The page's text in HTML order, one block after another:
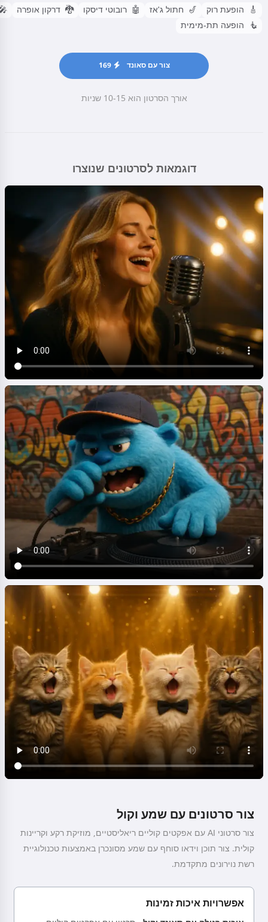
🎸 הופעת רוק 🎷 חתול ג'אז 🤖 רובוטי דיסקו 🐉 דרקון אופרה
🧜 הופעה תת-מימית
צור עם סאונד 169
אורך הסרטון הוא 10-15 שניות
דוגמאות לסרטונים שנוצרו
צור סרטונים עם שמע וקול
צור סרטוני AI עם אפקטים קוליים ריאליסטיים, מוזיקת רקע וקריינות
קולית. צור תוכן וידאו סוחף עם שמע מסונכרן באמצעות טכנולוגיית
רשת נוירונים מתקדמת.
אפשרויות איכות זמינות